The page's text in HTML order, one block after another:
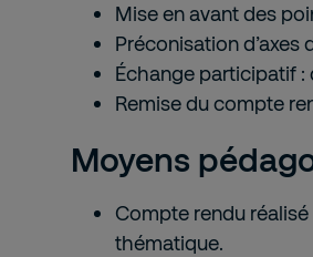
Mise en avant des
Préconisation d’axes
Échange participatif
Remise du compte
Moyens
Compte rendu
thématique.